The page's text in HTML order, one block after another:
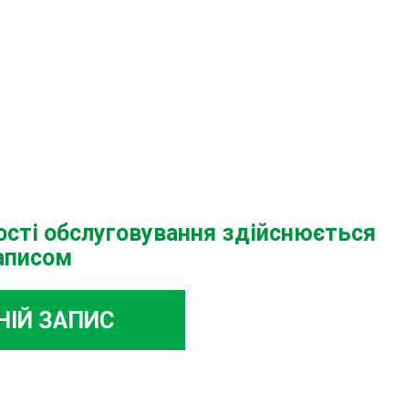
обслуговування здійснюється
ЗАПИС